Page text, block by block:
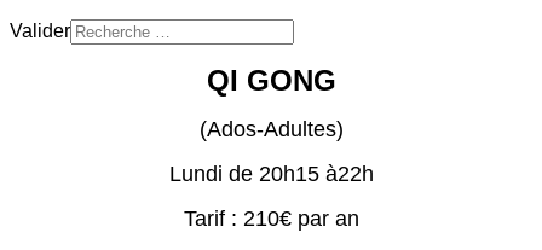
Valider
QI GONG
(Ados-Adultes)
Lundi de 20h15 à22h
Tarif : 210€ par an